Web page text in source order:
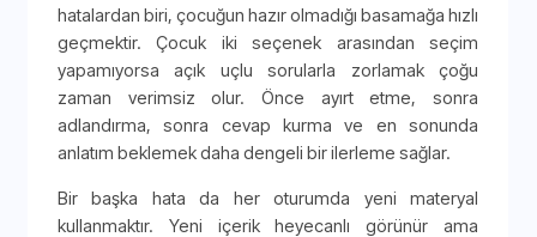
hatalardan biri, çocuğun hazır olmadığı basamağa hızlı
geçmektir. Çocuk iki seçenek arasından seçim
yapamıyorsa açık uçlu sorularla zorlamak çoğu
zaman verimsiz olur. Önce ayırt etme, sonra
adlandırma, sonra cevap kurma ve en sonunda
anlatım beklemek daha dengeli bir ilerleme sağlar.
Bir başka hata da her oturumda yeni materyal
kullanmaktır. Yeni içerik heyecanlı görünür ama